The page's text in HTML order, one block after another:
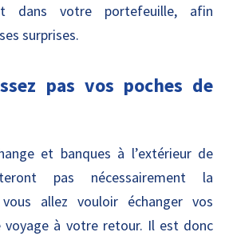
dans votre portefeuille, afin
surprises.
pas vos poches de
et banques à l’extérieur de
pas nécessairement la
allez vouloir échanger vos
voyage à votre retour. Il est donc